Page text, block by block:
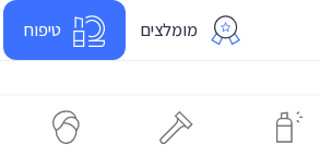
מומלצים טיפוח